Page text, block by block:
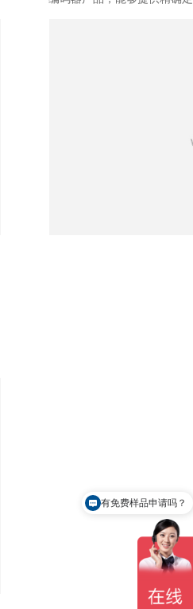
有免费样品申请吗？